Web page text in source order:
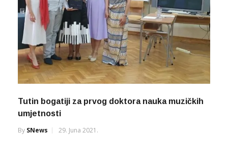
Tutin bogatiji za prvog doktora nauka muzičkih
umjetnosti
By SNews 29. Juna 2021.